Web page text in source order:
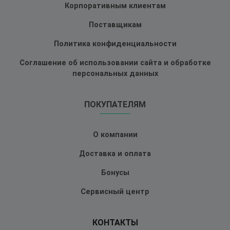
Корпоративным клиентам
Поставщикам
Политика конфиденциальности
Соглашение об использовании сайта и обработке
персональных данных
ПОКУПАТЕЛЯМ
О компании
Доставка и оплата
Бонусы
Сервисный центр
КОНТАКТЫ